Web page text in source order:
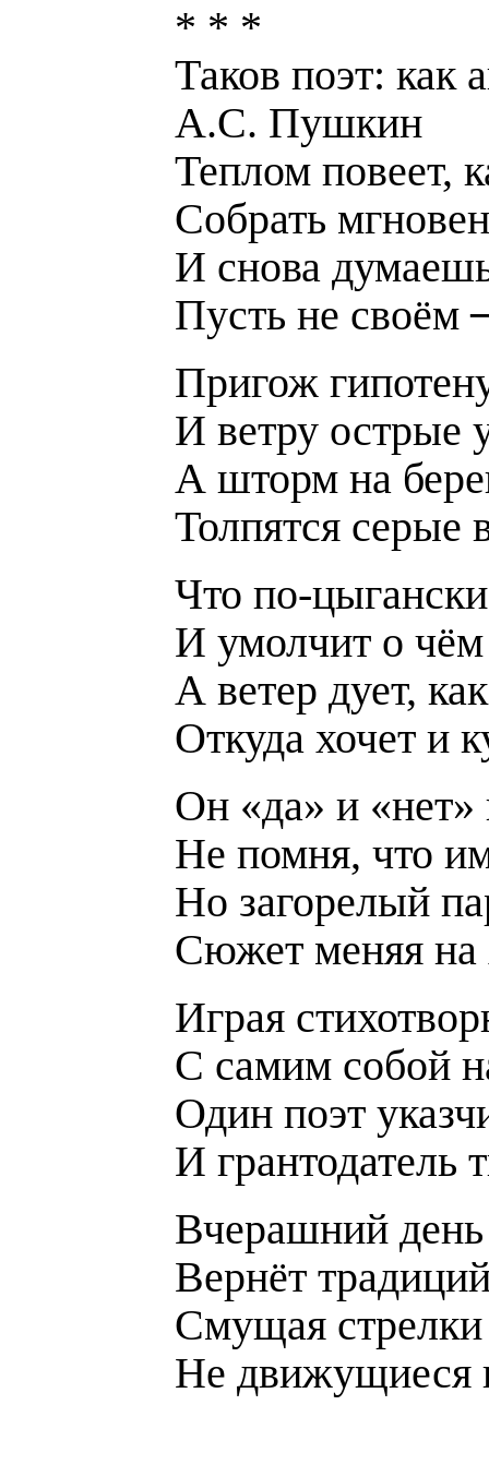
* * *
Таков поэт: как
А.С. Пушкин
Теплом повеет,
Собрать
И снова
Пусть не своём
Пригож
И ветру острые
А шторм на
Толпятся серые
Что по-
И умолчит о чём
А ветер дует,
Откуда хочет и
Он «да» и «нет»
Не помня, что
Но загорелый
Сюжет меняя на
Играя
С самим собой
Один поэт
И грантодатель
Вчерашний
Вернёт
Смущая
Не движущиеся